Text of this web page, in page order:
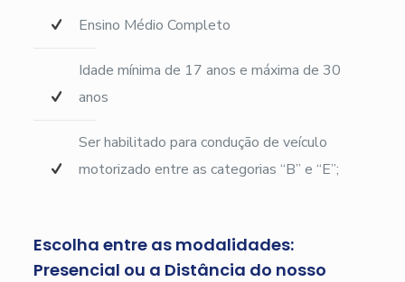
Ensino Médio Completo
Idade mínima de 17 anos e máxima de 30
anos
Ser habilitado para condução de veículo
motorizado entre as categorias “B” e “E”;
Escolha entre as modalidades:
Presencial ou a Distância do nosso